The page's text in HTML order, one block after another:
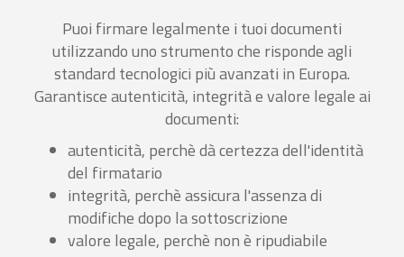
Puoi firmare legalmente i tuoi documenti
utilizzando uno strumento che risponde agli
standard tecnologici più avanzati in Europa.
Garantisce autenticità, integrità e valore legale ai
documenti:
autenticità, perchè dà certezza dell'identità
del firmatario
integrità, perchè assicura l'assenza di
modifiche dopo la sottoscrizione
valore legale, perchè non è ripudiabile